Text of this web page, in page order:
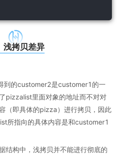
浅拷贝差异
到的customer2是customer1的一
pizzalist里面对象的地址而不对对
（即具体的pizza）进行拷贝，因此
所指向的具体内容是和customer1
结构中，浅拷贝并不能进行彻底的